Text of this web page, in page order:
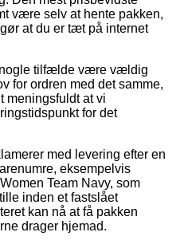
være selv at hente pakken,
at du er tæt på internet
tilfælde være vældig
for ordren med det samme,
meningsfuldt at vi
for det
med levering efter en
eksempelvis
Team Navy, som
inden et fastslået
kan nå at få pakken
drager hjemad.